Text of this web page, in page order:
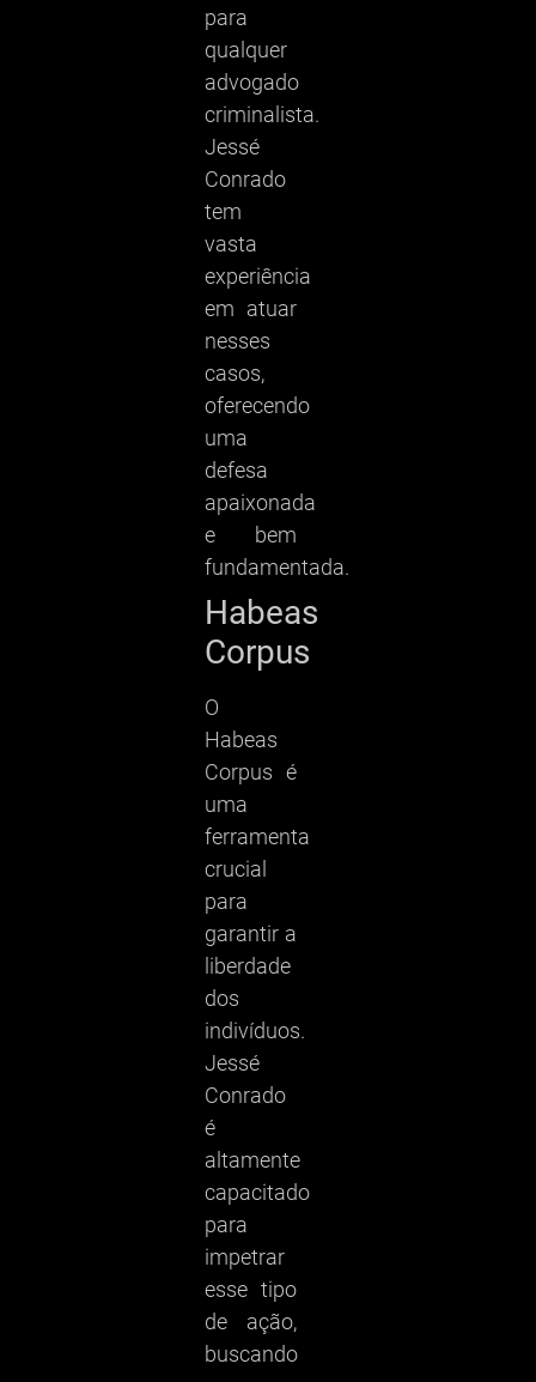
para
qualquer
advogado
criminalista.
Jessé
Conrado
tem
vasta
experiência
em atuar
nesses
casos,
oferecendo
uma
defesa
apaixonada
e bem
fundamentada.
Habeas
Corpus
O
Habeas
Corpus é
uma
ferramenta
crucial
para
garantir a
liberdade
dos
indivíduos.
Jessé
Conrado
é
altamente
capacitado
para
impetrar
esse tipo
de ação,
buscando